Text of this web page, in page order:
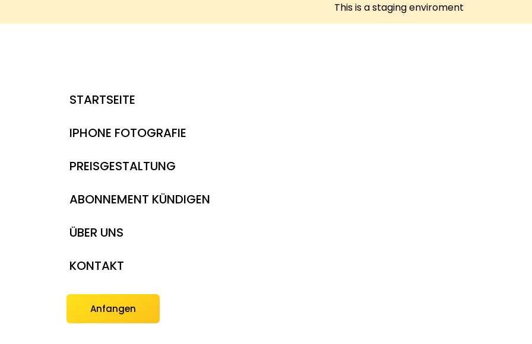
This is a staging enviroment
STARTSEITE
IPHONE FOTOGRAFIE
PREISGESTALTUNG
ABONNEMENT KÜNDIGEN
ÜBER UNS
KONTAKT
Anfangen